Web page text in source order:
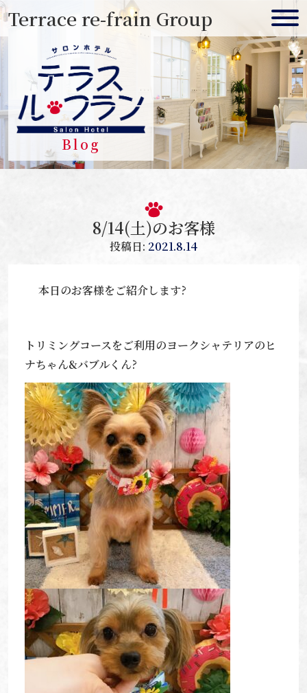
Skip
content
Terrace re-frain Group
Blog
8/14(土)のお客様
投稿日: 2021.8.14
本日のお客様をご紹介します?
トリミングコースをご利用のヨークシャテリアのヒ
ナちゃん&バブルくん?